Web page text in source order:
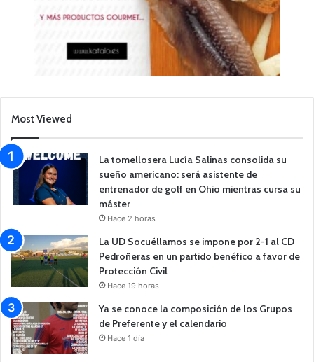
Most Viewed
La tomellosera Lucía Salinas consolida su
sueño americano: será asistente de
entrenador de golf en Ohio mientras cursa su
máster
Hace 2 horas
La UD Socuéllamos se impone por 2-1 al CD
Pedroñeras en un partido benéfico a favor de
Protección Civil
Hace 19 horas
Ya se conoce la composición de los Grupos
de Preferente y el calendario
Hace 1 día